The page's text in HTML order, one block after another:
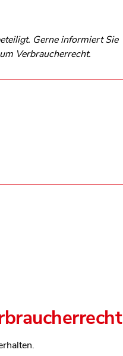
Gerne informiert Sie
Verbraucherrecht.